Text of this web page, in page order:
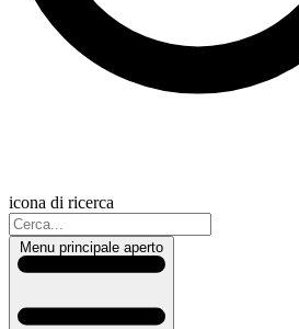
icona di ricerca
Menu principale aperto